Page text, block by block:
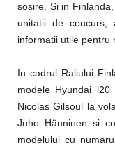
sosire. Si in
unitatii de concurs,
informatii utile pentru
In cadrul Raliului
modele Hyundai
Nicolas Gilsoul la
Juho Hänninen si
modelului cu